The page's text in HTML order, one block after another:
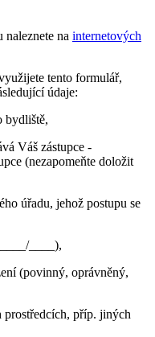
na internetových
tento formulář,
údaje:
bydliště,
Váš zástupce -
(nezapomeňte doložit
úřadu, jehož postupu se
____),
(povinný, oprávněný,
příp. jiných